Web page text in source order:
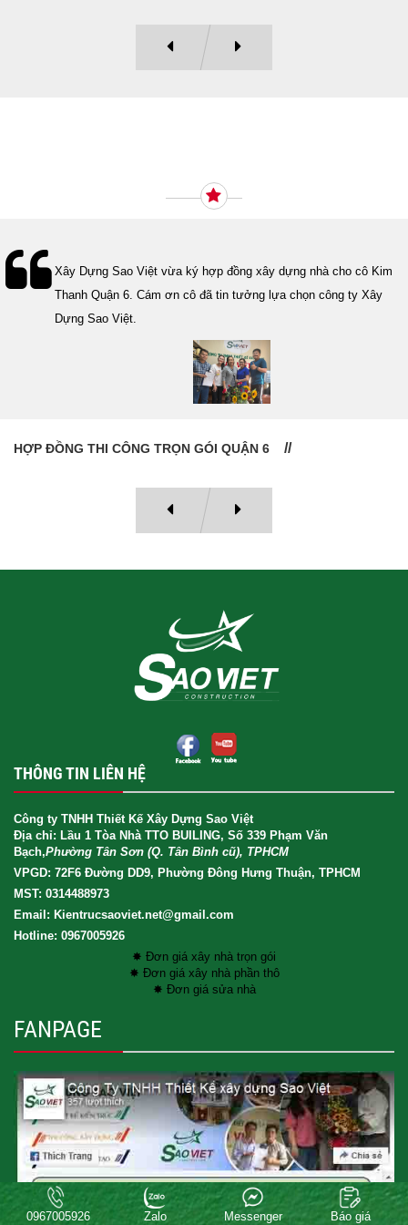
Xây Dựng Sao Việt vừa ký hợp đồng xây dựng nhà cho cô Kim
Thanh Quận 6. Cám ơn cô đã tin tưởng lựa chọn công ty Xây
Dựng Sao Việt.
HỢP ĐỒNG THI CÔNG TRỌN GÓI QUẬN 6
THÔNG TIN LIÊN HỆ
Công ty TNHH Thiết Kế Xây Dựng Sao Việt
Địa chỉ: Lầu 1 Tòa Nhà TTO BUILING, Số 339 Phạm Văn
Bạch,Phường Tân Sơn (Q. Tân Bình cũ), TPHCM
VPGD: 72F6 Đường DD9, Phường Đông Hưng Thuận, TPHCM
MST: 0314488973
Email: Kientrucsaoviet.net@gmail.com
Hotline: 0967005926
✸ Đơn giá xây nhà trọn gói
✸ Đơn giá xây nhà phần thô
✸ Đơn giá sửa nhà
FANPAGE
Copyright® 2017 XAY DUNG SAO VIET CO.LTD . All rights reserved.
0967005926 Zalo Messenger Báo giá